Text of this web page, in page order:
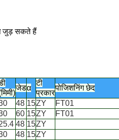
जुड़ सकते हैं
जेडα
टी
प्रकार
पोजिशनिंग छेद
48 15ZY
FT01
60 15ZY
FT01
48 15ZY
48 15ZY